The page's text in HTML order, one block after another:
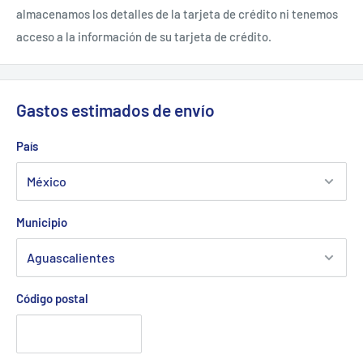
almacenamos los detalles de la tarjeta de crédito ni tenemos
acceso a la información de su tarjeta de crédito.
Gastos estimados de envío
País
Municipio
Código postal